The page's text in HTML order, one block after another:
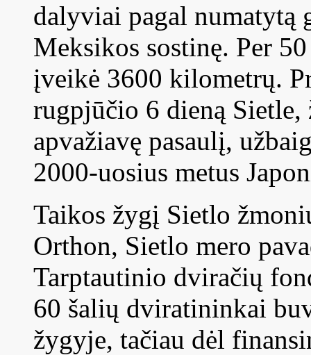
dalyviai pagal
Meksikos sostinę. Per
įveikė 3600 kilometrų.
rugpjūčio 6 dieną
apvažiavę pasaulį,
2000-uosius metus
Taikos žygį Sietlo
Orthon, Sietlo mero
Tarptautinio dviračių
60 šalių dviratininkai
žygyje, tačiau dėl